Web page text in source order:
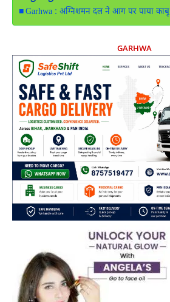
Garhwa : अग्निशमन दल ने आग पर पाया काबू
GARHWA